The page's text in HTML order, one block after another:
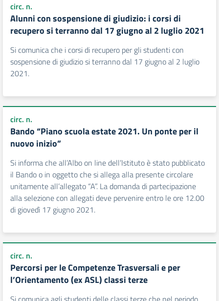
circ. n.
Alunni con sospensione di giudizio: i corsi di
recupero si terranno dal 17 giugno al 2 luglio 2021
Si comunica che i corsi di recupero per gli studenti con
sospensione di giudizio si terranno dal 17 giugno al 2 luglio
2021.
circ. n.
Bando “Piano scuola estate 2021. Un ponte per il
nuovo inizio”
Si informa che all’Albo on line dell’Istituto è stato pubblicato
il Bando o in oggetto che si allega alla presente circolare
unitamente all’allegato “A”. La domanda di partecipazione
alla selezione con allegati deve pervenire entro le ore 12.00
di giovedì 17 giugno 2021.
circ. n.
Percorsi per le Competenze Trasversali e per
l’Orientamento (ex ASL) classi terze